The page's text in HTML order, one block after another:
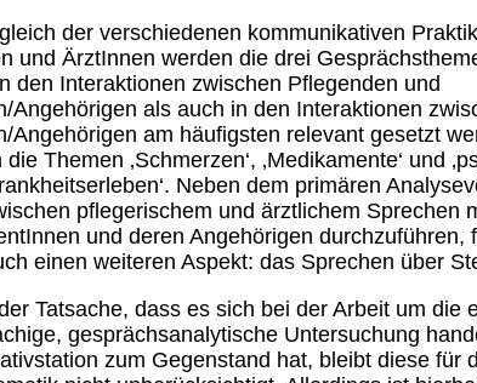
der verschiedenen kommunikativen
und ÄrztInnen werden die drei
den Interaktionen zwischen Pflegenden und
Angehörigen als auch in den Interaktionen
Angehörigen am häufigsten relevant gesetzt
Themen ‚Schmerzen‘, ‚Medikamente‘ und
Neben dem primären
pflegerischem und ärztlichem Sprechen
und deren Angehörigen durchzuführen,
einen weiteren Aspekt: das Sprechen über
Tatsache, dass es sich bei der Arbeit um die
gesprächsanalytische Untersuchung
zum Gegenstand hat, bleibt diese für